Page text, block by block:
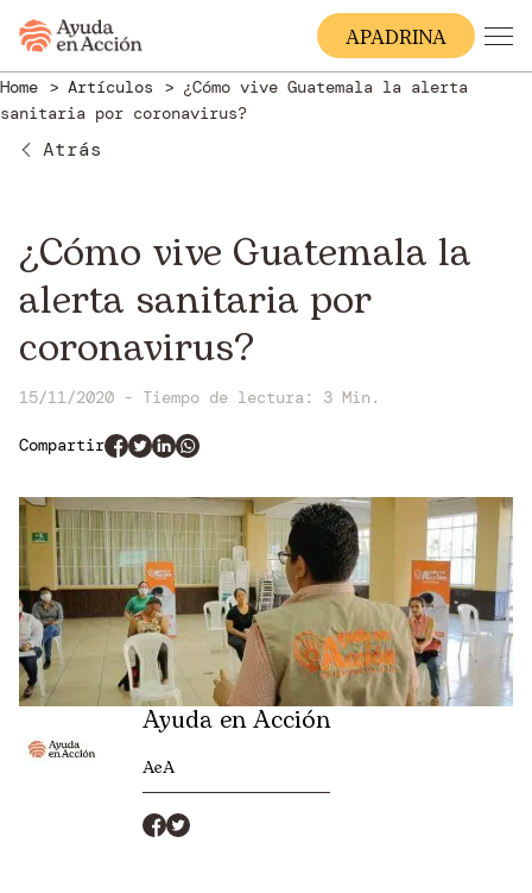
APADRINA
Home Artículos
¿Cómo vive Guatemala la alerta
sanitaria por coronavirus?
Atrás
¿Cómo vive Guatemala la
alerta sanitaria por
coronavirus?
15/11/2020 - Tiempo de lectura: 3 Min.
Compartir
Ayuda en Acción
AeA